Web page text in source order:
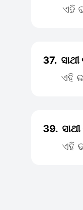
ଏହି
37.
ଏହି
39.
ଏହି